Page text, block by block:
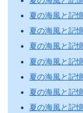
夏の海風と記
夏の海風と記
夏の海風と記
夏の海風と記
夏の海風と記
夏の海風と記
夏の海風と記